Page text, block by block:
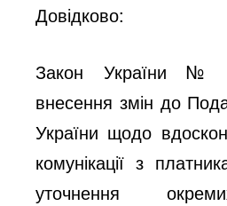
Довідково:
Закон України №
внесення змін до
України щодо
комунікації з
уточнення